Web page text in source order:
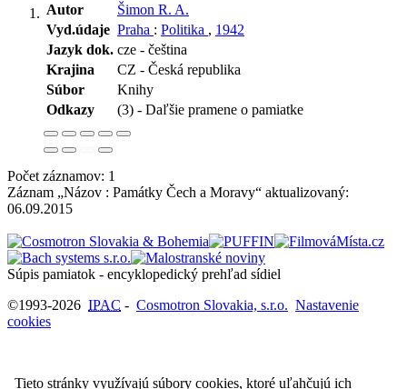
Autor
Šimon R. A.
Vyd.údaje Praha : Politika , 1942
Jazyk dok. cze - čeština
Krajina
CZ - Česká republika
Súbor
Knihy
Odkazy
(3) - Daľšie pramene o pamiatke
Počet záznamov: 1
Záznam „Názov : Památky Čech a Moravy“ aktualizovaný:
06.09.2015
Súpis pamiatok - encyklopedický prehľad sídiel
©1993-2026 IPAC - Cosmotron Slovakia, s.r.o. Nastavenie
cookies
Tieto stránky využívajú súbory cookies, ktoré uľahčujú ich